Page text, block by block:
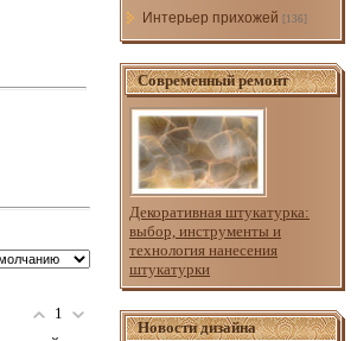
1
Интерьер прихожей [136]
Современный ремонт
Декоративная штукатурка:
выбор, инструменты и
технология нанесения
штукатурки
Новости дизайна